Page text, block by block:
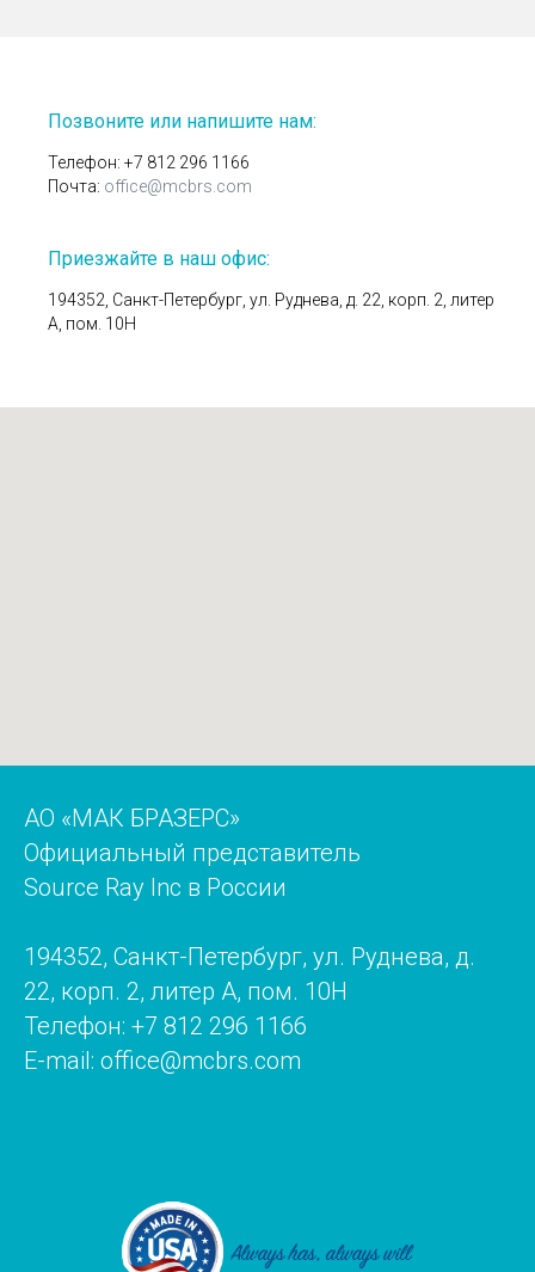
Позвоните или напишите нам:
Телефон: +7 812 296 1166
Почта: office@mcbrs.com
Приезжайте в наш офис:
194352, Санкт-Петербург, ул. Руднева, д. 22, корп. 2, литер
А, пом. 10Н
АО «МАК БРАЗЕРС»
Официальный представитель
Source Ray Inc в России
194352, Санкт-Петербург, ул. Руднева, д.
22, корп. 2, литер А, пом. 10Н
Телефон: +7 812 296 1166
E-mail: office@mcbrs.com